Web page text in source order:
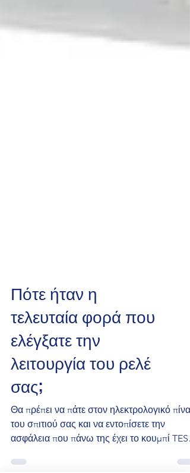
Πότε ήταν η
τελευταία φορά που
ελέγξατε την
λειτουργία του ρελέ
σας;
του σπιτιού σας και να εντοπίσετε την